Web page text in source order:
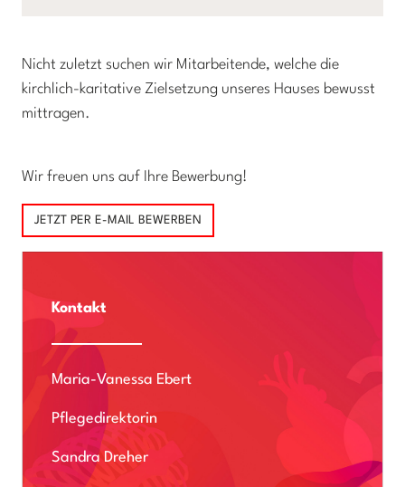
Nicht zuletzt suchen wir Mitarbeitende, welche die
kirchlich-karitative Zielsetzung unseres Hauses bewusst
mittragen.
Wir freuen uns auf Ihre Bewerbung!
JETZT PER E-MAIL BEWERBEN
Kontakt
Maria-Vanessa Ebert
Pflegedirektorin
Sandra Dreher